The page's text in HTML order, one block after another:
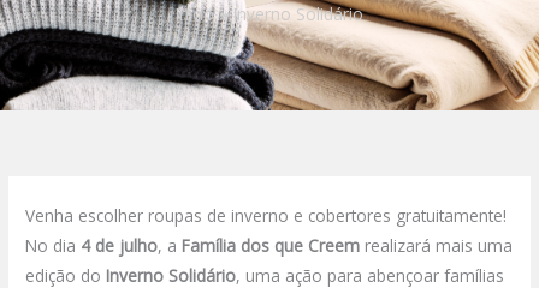
Início Inverno Solidário
Venha escolher roupas de inverno e cobertores gratuitamente!
No dia 4 de julho, a Família dos que Creem realizará mais uma
edição do Inverno Solidário, uma ação para abençoar famílias